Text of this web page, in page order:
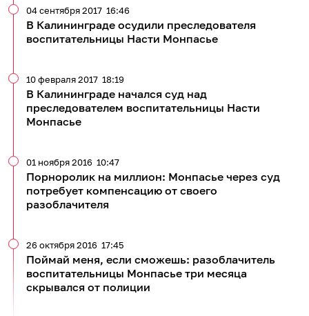
В Калининграде осудили преследователя
воспитательницы Насти Монпасье
04 сентября 2017 16:46
В Калининграде начался суд над
преследователем воспитательницы Насти
Монпасье
10 февраля 2017 18:19
Порноролик на миллион: Монпасье через суд
потребует компенсацию от своего
разоблачителя
01 ноября 2016 10:47
Поймай меня, если сможешь: разоблачитель
воспитательницы Монпасье три месяца
скрывался от полиции
26 октября 2016 17:45